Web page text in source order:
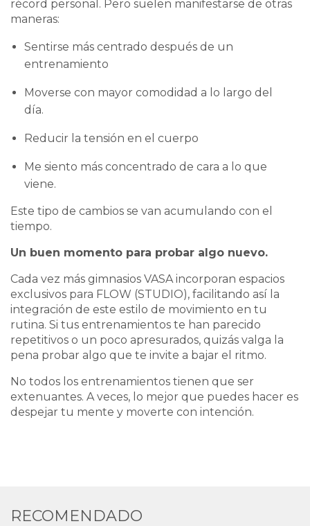
récord personal. Pero suelen manifestarse de otras
maneras:
Sentirse más centrado después de un
entrenamiento
Moverse con mayor comodidad a lo largo del
día.
Reducir la tensión en el cuerpo
Me siento más concentrado de cara a lo que
viene.
Este tipo de cambios se van acumulando con el
tiempo.
Un buen momento para probar algo nuevo.
Cada vez más gimnasios VASA incorporan espacios
exclusivos para FLOW (STUDIO), facilitando así la
integración de este estilo de movimiento en tu
rutina. Si tus entrenamientos te han parecido
repetitivos o un poco apresurados, quizás valga la
pena probar algo que te invite a bajar el ritmo.
No todos los entrenamientos tienen que ser
extenuantes. A veces, lo mejor que puedes hacer es
despejar tu mente y moverte con intención.
RECOMENDADO